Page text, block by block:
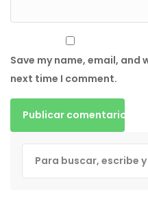
Save my name, email,
next time I comment.